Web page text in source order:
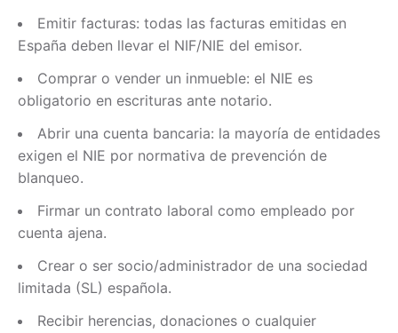
Emitir facturas: todas las facturas emitidas en
España deben llevar el NIF/NIE del emisor.
Comprar o vender un inmueble: el NIE es
obligatorio en escrituras ante notario.
Abrir una cuenta bancaria: la mayoría de entidades
exigen el NIE por normativa de prevención de
blanqueo.
Firmar un contrato laboral como empleado por
cuenta ajena.
Crear o ser socio/administrador de una sociedad
limitada (SL) española.
Recibir herencias, donaciones o cualquier